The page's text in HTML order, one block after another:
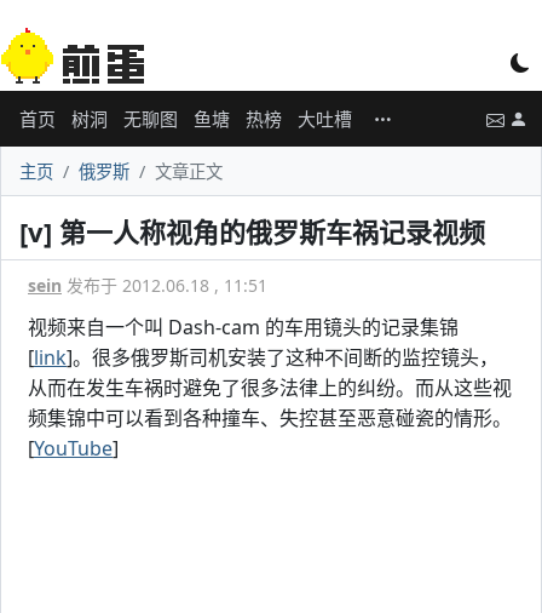
首页 树洞 无聊图 鱼塘 热榜 大吐槽
主页 俄罗斯 文章正文
[v] 第一人称视角的俄罗斯车祸记录视频
sein 发布于 2012.06.18 , 11:51
视频来自一个叫 Dash-cam 的车用镜头的记录集锦
[link]。很多俄罗斯司机安装了这种不间断的监控镜头，
从而在发生车祸时避免了很多法律上的纠纷。而从这些视
频集锦中可以看到各种撞车、失控甚至恶意碰瓷的情形。
[YouTube]